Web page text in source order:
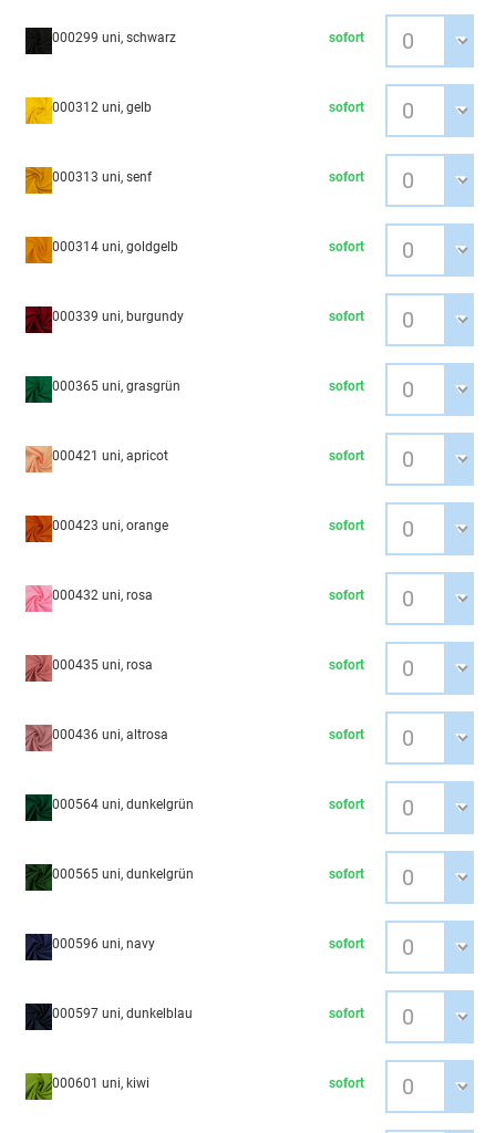
000299 uni, schwarz sofort
000312 uni, gelb sofort
000313 uni, senf sofort
000314 uni, goldgelb sofort
000339 uni, burgundy sofort
000365 uni, grasgrün sofort
000421 uni, apricot sofort
000423 uni, orange sofort
000432 uni, rosa sofort
000435 uni, rosa sofort
000436 uni, altrosa sofort
000564 uni, dunkelgrün sofort
000565 uni, dunkelgrün sofort
000596 uni, navy sofort
000597 uni, dunkelblau sofort
000601 uni, kiwi sofort